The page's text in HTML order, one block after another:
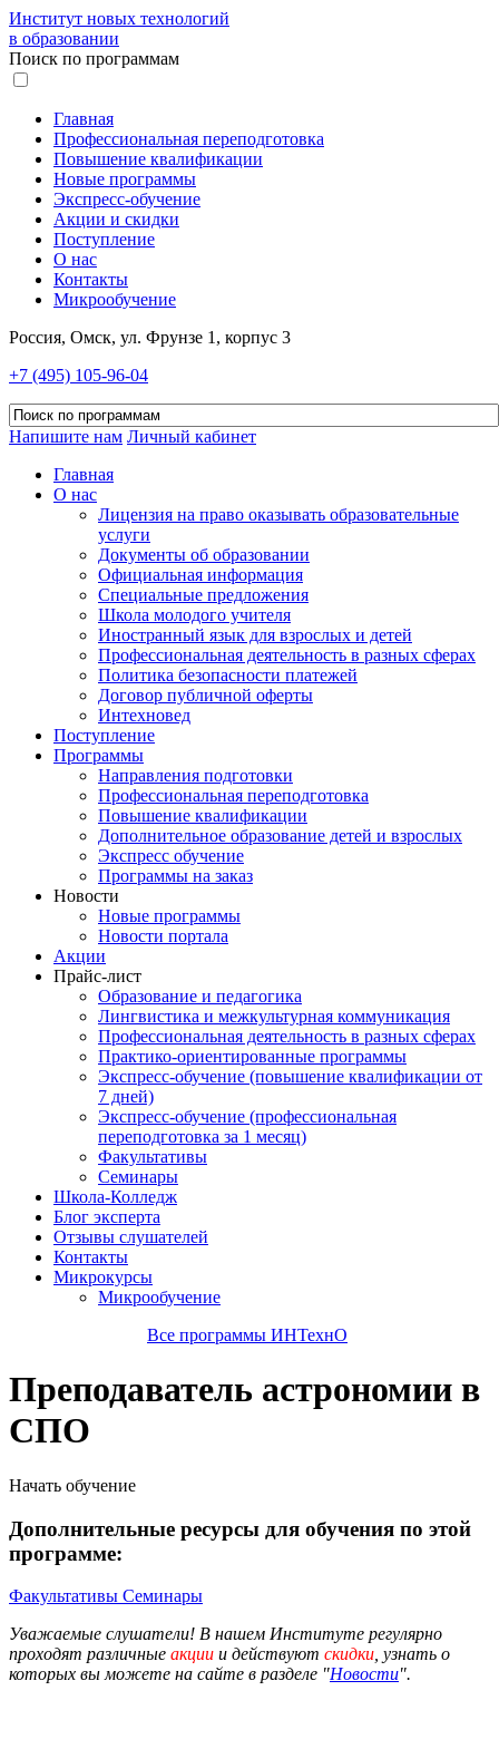
Институт новых технологий
в образовании
Поиск по программам
Главная
Профессиональная переподготовка
Повышение квалификации
Новые программы
Экспресс-обучение
Акции и скидки
Поступление
О нас
Контакты
Микрообучение
Россия, Омск, ул. Фрунзе 1, корпус 3
+7 (495) 105-96-04
Напишите нам Личный кабинет
Главная
О нас
Лицензия на право оказывать образовательные
услуги
Документы об образовании
Официальная информация
Специальные предложения
Школа молодого учителя
Иностранный язык для взрослых и детей
Профессиональная деятельность в разных сферах
Политика безопасности платежей
Договор публичной оферты
Интехновед
Поступление
Программы
Направления подготовки
Профессиональная переподготовка
Повышение квалификации
Дополнительное образование детей и взрослых
Экспресс обучение
Программы на заказ
Новости
Новые программы
Новости портала
Акции
Прайс-лист
Образование и педагогика
Лингвистика и межкультурная коммуникация
Профессиональная деятельность в разных сферах
Практико-ориентированные программы
Экспресс-обучение (повышение квалификации от
7 дней)
Экспресс-обучение (профессиональная
переподготовка за 1 месяц)
Факультативы
Семинары
Школа-Колледж
Блог эксперта
Отзывы слушателей
Контакты
Микрокурсы
Микрообучение
Все программы ИНТехнО
Преподаватель астрономии в
СПО
Начать обучение
Дополнительные ресурсы для обучения по этой
программе:
Факультативы Семинары
Уважаемые слушатели! В нашем Институте регулярно
проходят различные акции и действуют скидки , узнать о
которых вы можете на сайте в разделе "Новости".